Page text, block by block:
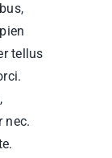
tellus
nec.